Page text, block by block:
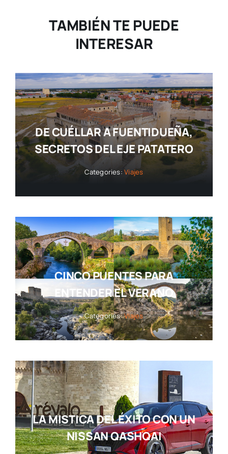
TAMBIÉN TE PUEDE
INTERESAR
DE CUÉLLAR A FUENTIDUEÑA,
SECRETOS DEL EJE PATATERO
Categories:Viajes
CINCO PUENTES PARA
ENTENDER EL VERANO
Categories:Viajes
LA MISTICA DEL ÉXITO CON UN
NISSAN QASHQAI